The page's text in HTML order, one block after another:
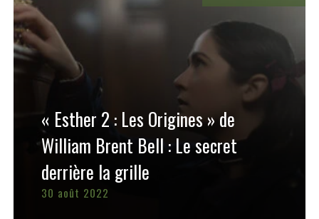
« Esther 2 : Les Origines » de
William Brent Bell : Le secret
derrière la grille
30 août 2022